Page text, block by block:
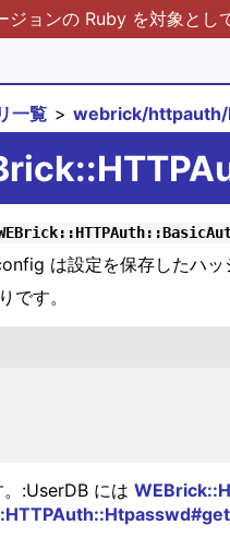
ョンの Ruby を対象とし
一覧 webrick/httpauth/
は設定を保存したハッ
です。
:UserDB には